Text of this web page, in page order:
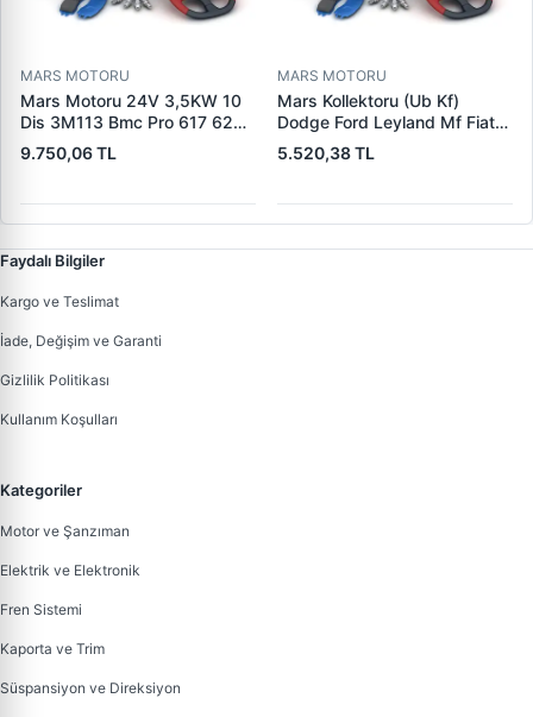
MARS MOTORU
Mars Motoru 24V 3,5KW 10
Dis 3M113 Bmc Pro 617 620
(619 240 36 619 240 46
Yerine) | LUCAS 619 241 46
9.750,06 TL
MARS MOTORU
Mars Kollektoru (Ub Kf)
Dodge Ford Leyland Mf Fiat
Trans | MAKO 72313941 |
OEM 72313941
5.520,38 TL
Faydalı Bilgiler
Kargo ve Teslimat
İade, Değişim ve Garanti
Gizlilik Politikası
Kullanım Koşulları
Kategoriler
Motor ve Şanzıman
Elektrik ve Elektronik
Fren Sistemi
Kaporta ve Trim
Süspansiyon ve Direksiyon